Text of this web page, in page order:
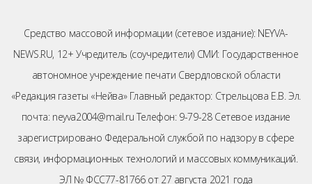
Средство массовой информации (сетевое издание): NEYVA-
NEWS.RU, 12+ Учредитель (соучредители) СМИ: Государственное
автономное учреждение печати Свердловской области
«Редакция газеты «Нейва» Главный редактор: Стрельцова Е.В. Эл.
почта: neyva2004@mail.ru Телефон: 9-79-28 Сетевое издание
зарегистрировано Федеральной службой по надзору в сфере
связи, информационных технологий и массовых коммуникаций.
ЭЛ № ФСС77-81766 от 27 августа 2021 года